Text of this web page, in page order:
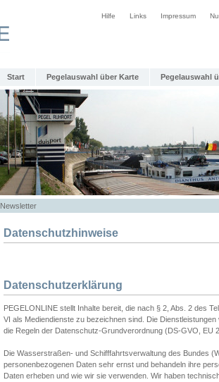
Hilfe Links Impressum
Start Pegelauswahl über Karte Pegelauswahl
Newsletter
Datenschutzhinweise
Datenschutzerklärung
PEGELONLINE stellt Inhalte bereit, die nach § 2, Abs. 2 des
VI als Mediendienste zu bezeichnen sind. Die
die Regeln der Datenschutz-Grundverordnung (DS-GVO, EU
Die Wasserstraßen- und Schifffahrtsverwaltung des Bundes
personenbezogenen Daten sehr ernst und behandeln ihre
Daten erheben und wie wir sie verwenden. Wir haben